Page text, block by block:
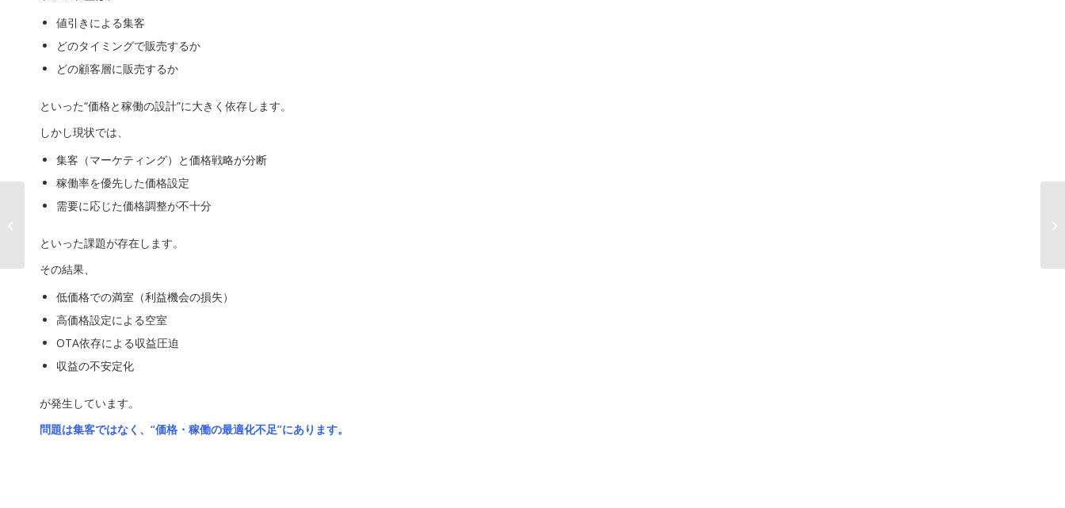
値引きによる集客
どのタイミングで販売するか
どの顧客層に販売するか
といった“価格と稼働の設計”に大きく依存します。
しかし現状では、
集客（マーケティング）と価格戦略が分断
稼働率を優先した価格設定
需要に応じた価格調整が不十分
といった課題が存在します。
その結果、
低価格での満室（利益機会の損失）
高価格設定による空室
OTA依存による収益圧迫
収益の不安定化
が発生しています。
問題は集客ではなく、“価格・稼働の最適化不足”にあります。
AIデータ社、「AI
において、 組織をAI
Native...